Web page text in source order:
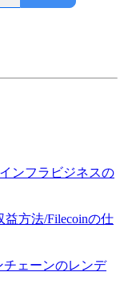
ンフラビジネスの
益方法/Filecoinの仕
チェーンのレンデ